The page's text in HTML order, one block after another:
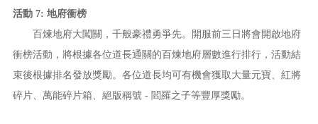
活動 7: 地府衝榜
百煉地府大闖關，千般豪禮勇爭先。開服前三日將會開啟地府
衝榜活動，將根據各位道長通關的百煉地府層數進行排行，活動結
束後根據排名發放獎勵。各位道長均可有機會獲取大量元寶、紅將
碎片、萬能碎片箱、絕版稱號 - 閻羅之子等豐厚獎勵。